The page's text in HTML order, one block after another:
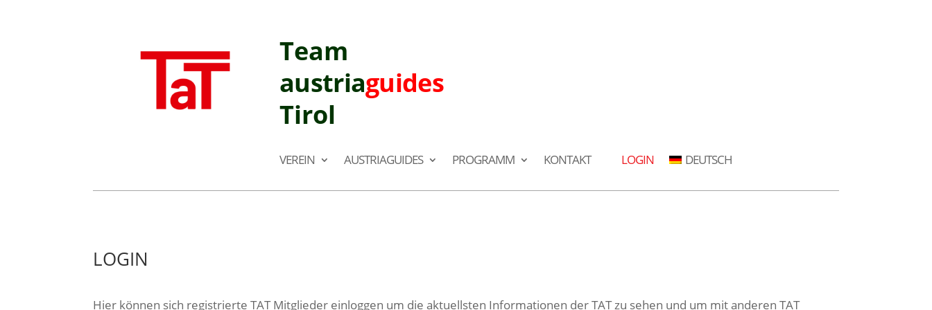
Team
austriaguides
Tirol
VEREIN AUSTRIAGUIDES PROGRAMM KONTAKT LOGIN DEUTSCH
LOGIN
Hier können sich registrierte TAT Mitglieder einloggen um die aktuellsten Informationen der TAT zu sehen und um mit anderen TAT